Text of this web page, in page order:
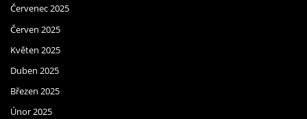
Červenec 2025
Červen 2025
Květen 2025
Duben 2025
Březen 2025
Únor 2025